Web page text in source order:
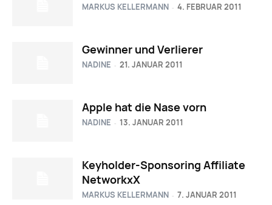
MARKUS KELLERMANN - 4. FEBRUAR 2011
Gewinner und Verlierer
NADINE - 21. JANUAR 2011
Apple hat die Nase vorn
NADINE - 13. JANUAR 2011
Keyholder-Sponsoring Affiliate
NetworkxX
MARKUS KELLERMANN - 7. JANUAR 2011